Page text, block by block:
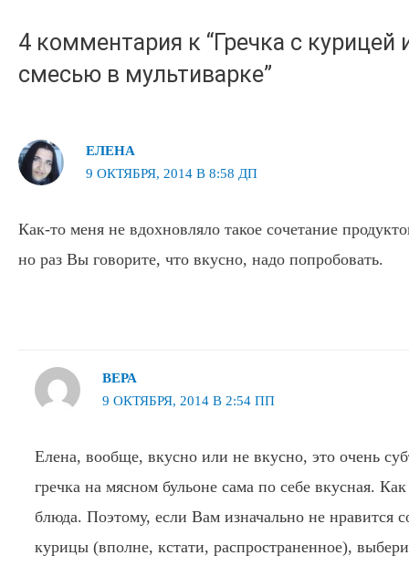
4 комментария к “Гречка с курицей
смесью в мультиварке”
ЕЛЕНА
9 ОКТЯБРЯ, 2014 В 8:58 ДП
Как-то меня не вдохновляло такое сочетание
но раз Вы говорите, что вкусно, надо попробовать.
ВЕРА
9 ОКТЯБРЯ, 2014 В 2:54 ПП
Елена, вообще, вкусно или не вкусно, это очень
гречка на мясном бульоне сама по себе вкусная.
блюда. Поэтому, если Вам изначально не нравится
курицы (вполне, кстати, распространенное),